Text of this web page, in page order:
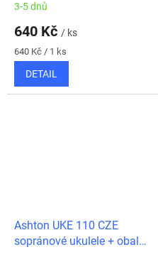
3-5 dnů
640 Kč / ks
Měrná
cena:
640 Kč / 1 ks
DETAIL
Ashton UKE 110 CZE
sopránové ukulele + obal